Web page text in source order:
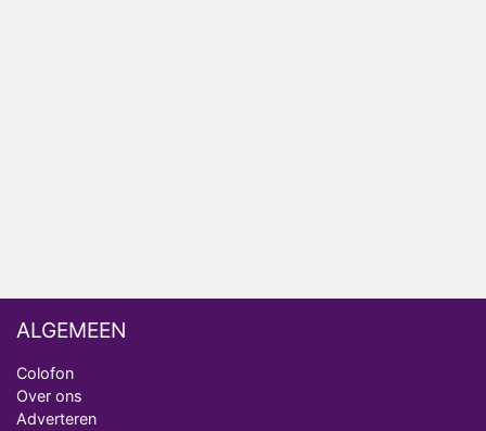
ALGEMEEN
Colofon
Over ons
Adverteren